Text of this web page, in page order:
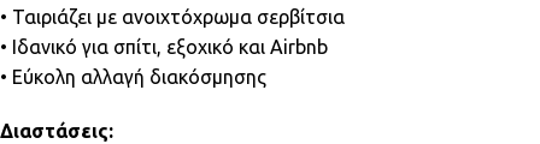
• Ταιριάζει με ανοιχτόχρωμα σερβίτσια
• Ιδανικό για σπίτι, εξοχικό και Airbnb
• Εύκολη αλλαγή διακόσμησης
Διαστάσεις: